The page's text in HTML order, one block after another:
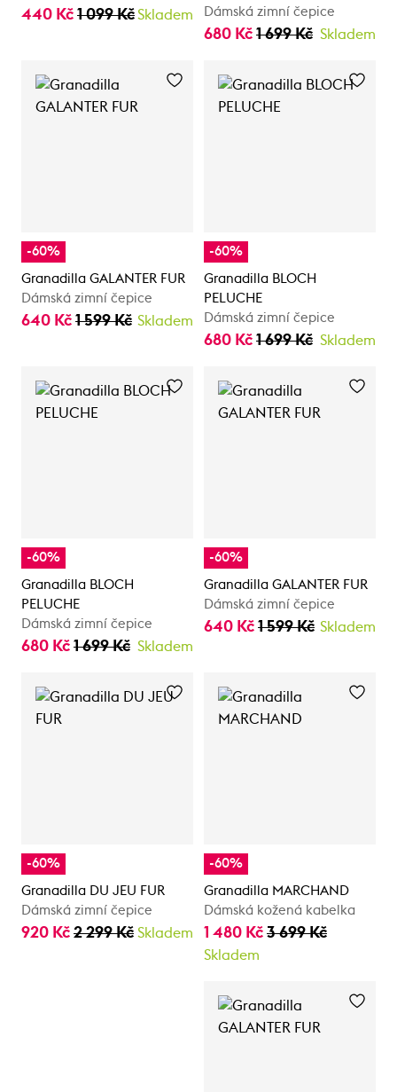
440 Kč 1 099 KčSkladem
Dámská zimní čepice
680 Kč 1 699 Kč Skladem
-60%
Granadilla GALANTER FUR
Dámská zimní čepice
640 Kč 1 599 Kč Skladem
-60%
Granadilla BLOCH
PELUCHE
Dámská zimní čepice
680 Kč 1 699 Kč Skladem
-60%
Granadilla BLOCH
PELUCHE
Dámská zimní čepice
680 Kč 1 699 Kč Skladem
-60%
Granadilla GALANTER FUR
Dámská zimní čepice
640 Kč 1 599 Kč Skladem
-60%
Granadilla DU JEU FUR
Dámská zimní čepice
920 Kč 2 299 Kč Skladem
-60%
Granadilla MARCHAND
Dámská kožená kabelka
1 480 Kč 3 699 Kč
Skladem